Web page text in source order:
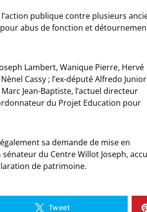
publique contre plusieurs
abus de fonction et
Lambert, Wanique Pierre, Hervé
Cassy ; l’ex-député Alfredo Junior
Jean-Baptiste, l’actuel directeur
du Projet Education pour
sa demande de mise en
du Centre Willot Joseph,
de patrimoine.
Tweet